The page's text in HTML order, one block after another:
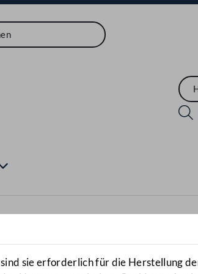
öffnen
sie erforderlich für die Herstellung